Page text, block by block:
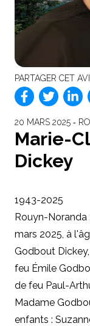
PARTAGER CET
20 MARS 2025 ‐
Marie-
Dickey
1943-2025
Rouyn-Noranda
mars 2025, à
Godbout
feu Émile
de feu Paul-
Madame
enfants :